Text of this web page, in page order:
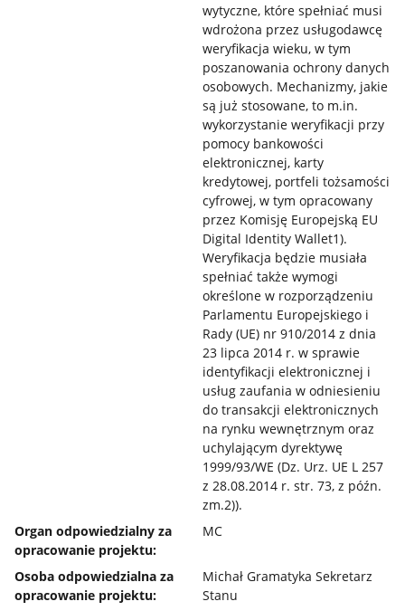
wytyczne, które spełniać musi
wdrożona przez usługodawcę
weryfikacja wieku, w tym
poszanowania ochrony danych
osobowych. Mechanizmy, jakie
są już stosowane, to m.in.
wykorzystanie weryfikacji przy
pomocy bankowości
elektronicznej, karty
kredytowej, portfeli tożsamości
cyfrowej, w tym opracowany
przez Komisję Europejską EU
Digital Identity Wallet1).
Weryfikacja będzie musiała
spełniać także wymogi
określone w rozporządzeniu
Parlamentu Europejskiego i
Rady (UE) nr 910/2014 z dnia
23 lipca 2014 r. w sprawie
identyfikacji elektronicznej i
usług zaufania w odniesieniu
do transakcji elektronicznych
na rynku wewnętrznym oraz
uchylającym dyrektywę
1999/93/WE (Dz. Urz. UE L 257
z 28.08.2014 r. str. 73, z późn.
zm.2)).
Organ odpowiedzialny za
opracowanie projektu:
MC
Osoba odpowiedzialna za
opracowanie projektu:
Michał Gramatyka Sekretarz
Stanu